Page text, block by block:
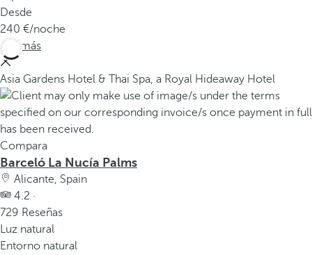
g
e
t
e
.
Desde
240
/noche
Ver más
Asia Gardens Hotel & Thai Spa, a Royal Hideaway Hotel
Compara
Barceló La Nucía Palms
Alicante, Spain
4.2 ·
729 Reseñas
Luz natural
Entorno natural